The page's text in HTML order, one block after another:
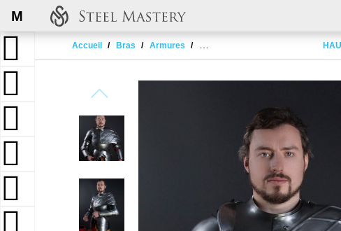
M
Accueil Bras Armures Canons d'avant-bras, cubitières